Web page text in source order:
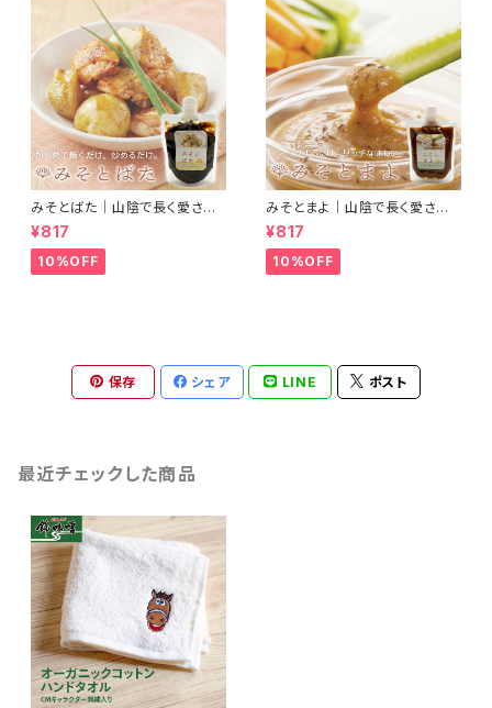
みそとばた｜山陰で長く愛され
続けている錦味噌とバターで料
理に便利なみそバターができま
した
¥817
10%OFF
みそとまよ｜山陰で長く愛され
続けている錦味噌とマヨネーズ
で、ディップするだけで濃厚リッ
チな味わいになるみそマヨがで
きました
¥817
10%OFF
保存 シェア LINE ポスト
最近チェックした商品